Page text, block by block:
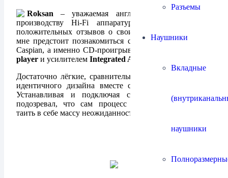
Разъемы
Наушники
Вкладные
наушники
Roksan – уважаемая английская компания по
производству Hi-Fi аппаратуры, собравшая массу
положительных отзывов о своих продуктах. Сегодня
мне предстоит познакомиться с комплектом из серии
Caspian, а именно CD-проигрывателем
player и усилителем Integrated Amplifer
Достаточно лёгкие, сравнительно тонкие компоненты
идентичного дизайна вместе смотрятся гармонично.
Устанавливая и подключая систему Roksan я не
подозревал, что сам процесс прослушивания будет
таить в себе массу неожиданностей.